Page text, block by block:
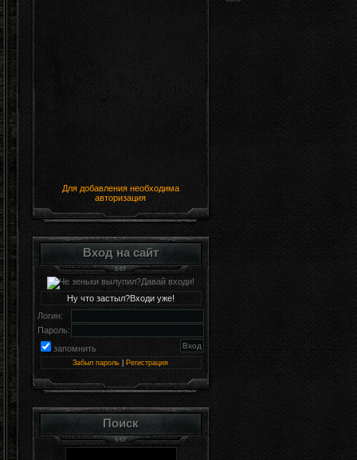
Для добавления необходима
авторизация
Вход на сайт
Ну что застыл?Входи уже!
Логин:
Пароль:
запомнить
Забыл пароль Регистрация
Поиск